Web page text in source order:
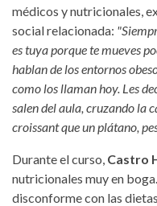
médicos y nutricionales,
social relacionada:
es tuya porque te mueves
hablan de los entornos
como los llaman hoy. Les
salen del aula, cruzando la
croissant que un plátano,
Durante el curso, Castro
nutricionales muy en
disconforme con las